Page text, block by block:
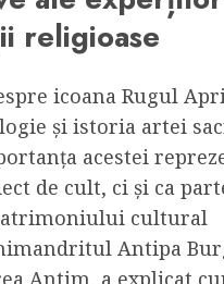
religioase
icoana Rugul
și istoria artei
acestei
de cult, ci și ca
cultural
Antipa
Antim, a explicat